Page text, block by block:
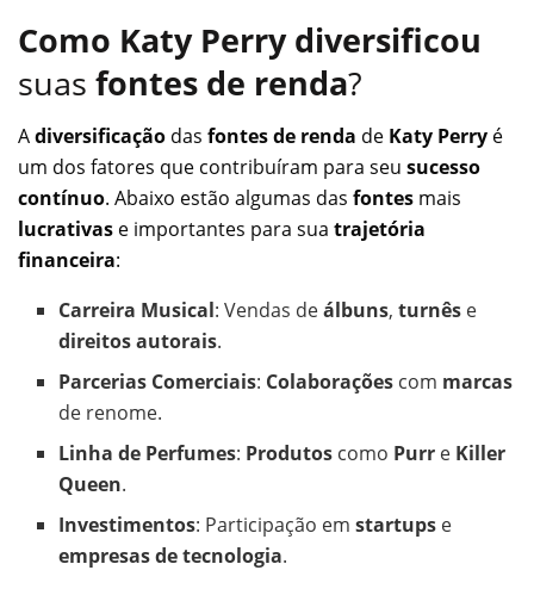
Como Katy Perry diversificou
suas fontes de renda?
Adiversificação das fontes de renda de Katy Perry é
um dos fatores que contribuíram para seu sucesso
contínuo. Abaixo estão algumas das fontes mais
lucrativas e importantes para sua trajetória
financeira:
Carreira Musical: Vendas deálbuns,turnês e
direitos autorais.
Parcerias Comerciais: Colaborações com marcas
de renome.
Linha de Perfumes: Produtos como Purr e Killer
Queen.
Investimentos: Participação emstartups e
empresas de tecnologia.